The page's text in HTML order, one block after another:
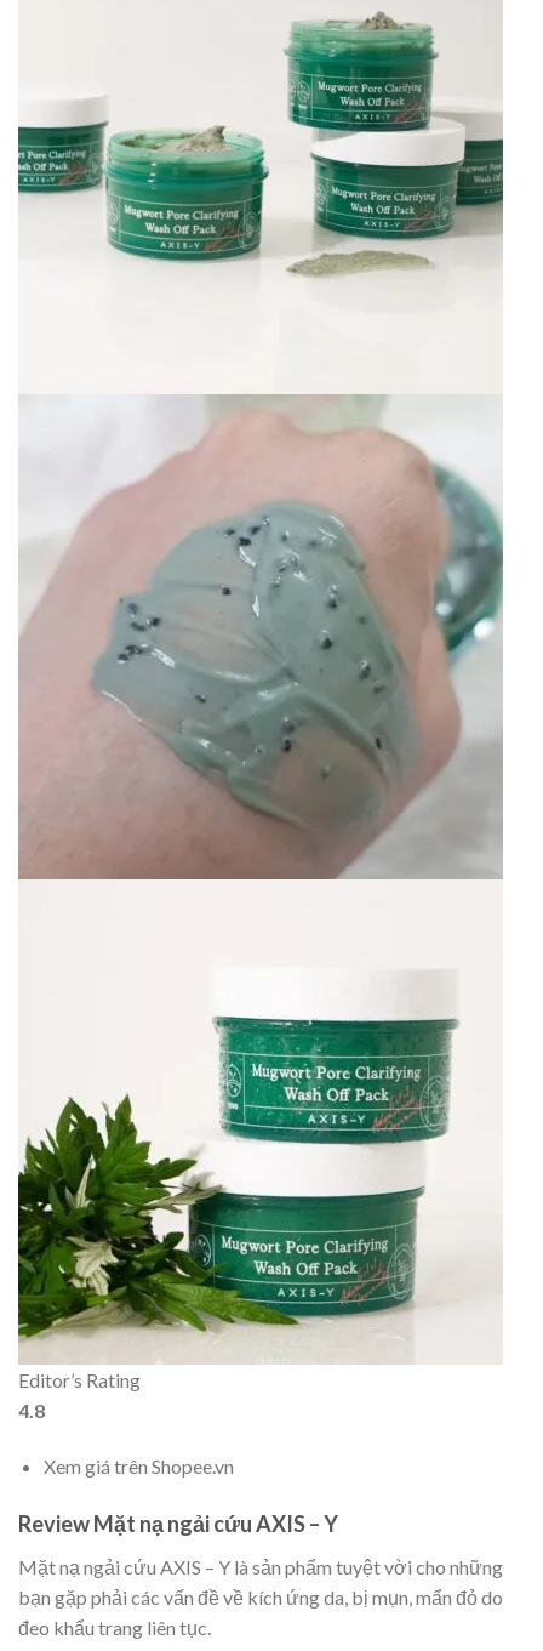
Editor’s Rating
4.8
Xem giá trên Shopee.vn
Review Mặt nạ ngải cứu AXIS – Y
Mặt nạ ngải cứu AXIS – Y là sản phẩm tuyệt vời cho những
bạn gặp phải các vấn đề về kích ứng da, bị mụn, mẩn đỏ do
đeo khẩu trang liên tục.